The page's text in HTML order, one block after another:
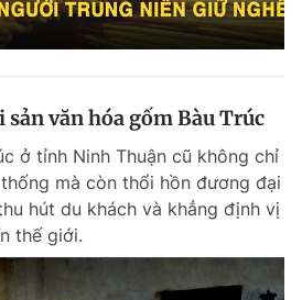
văn hóa gốm Bàu Trúc
ở tỉnh Ninh Thuận cũ không chỉ
mà còn thổi hồn đương đại
hút du khách và khẳng định vị
thế giới.